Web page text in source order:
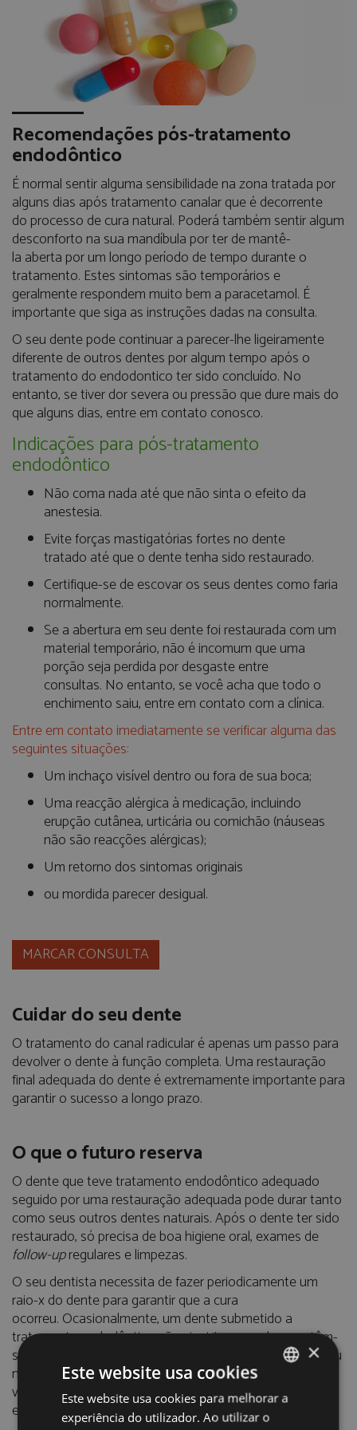
Recomendações pós-tratamento
endodôntico
É normal sentir alguma sensibilidade na zona tratada por
alguns dias após tratamento canalar que é decorrente
do processo de cura natural. Poderá também sentir algum
desconforto na sua mandíbula por ter de mantê-
la aberta por um longo período de tempo durante o
tratamento. Estes sintomas são temporários e
geralmente respondem muito bem a paracetamol. É
importante que siga as instruções dadas na consulta.
O seu dente pode continuar a parecer-lhe ligeiramente
diferente de outros dentes por algum tempo após o
tratamento do endodontico ter sido concluído. No
entanto, se tiver dor severa ou pressão que dure mais do
que alguns dias, entre em contato conosco.
Indicações para pós-tratamento
endodôntico
Não coma nada até que não sinta o efeito da
anestesia.
Evite forças mastigatórias fortes no dente
tratado até que o dente tenha sido restaurado.
Certifique-se de escovar os seus dentes como faria
normalmente.
Se a abertura em seu dente foi restaurada com um
material temporário, não é incomum que uma
porção seja perdida por desgaste entre
consultas. No entanto, se você acha que todo o
enchimento saiu, entre em contato com a clínica.
Entre em contato imediatamente se verificar alguma das
seguintes situações:
Um inchaço visível dentro ou fora de sua boca;
Uma reacção alérgica à medicação, incluindo
erupção cutânea, urticária ou comichão (náuseas
não são reacções alérgicas);
Um retorno dos sintomas originais
ou mordida parecer desigual.
MARCAR CONSULTA
Cuidar do seu dente
O tratamento do canal radicular é apenas um passo para
devolver o dente à função completa. Uma restauração
final adequada do dente é extremamente importante para
garantir o sucesso a longo prazo.
O que o futuro reserva
O dente que teve tratamento endodôntico adequado
seguido por uma restauração adequada pode durar tanto
como seus outros dentes naturais. Após o dente ter sido
restaurado, só precisa de boa higiene oral, exames de
follow-upregulares e limpezas.
O seu dentista necessita de fazer periodicamente um
raio-x do dente para garantir que a cura
ocorreu. Ocasionalmente, um dente submetido a
tratamento endodôntico não cicatriza ou a dor mantêm-
se. Por vezes, o dente pode tornar-se doloroso meses ou
mesmo anos após o tratamento bem sucedido. Muitas
vezes, quando isso ocorre, repetir o procedimento
endodôntico pode salvar o dente.
PORTUGUESE
ENGLISH
×
Este website usa cookies
Este website usa cookies para melhorar a
experiência do utilizador. Ao utilizar o